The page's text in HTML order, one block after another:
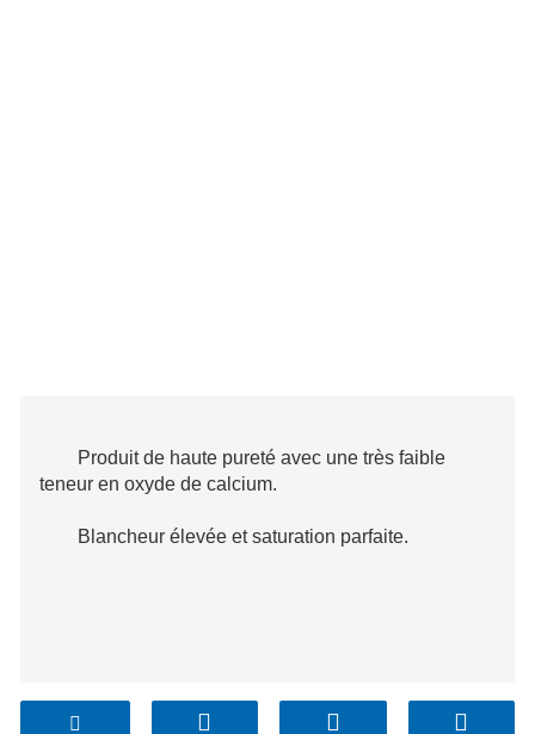
Produit de haute pureté avec une très faible
teneur en oxyde de calcium.
Blancheur élevée et saturation parfaite.